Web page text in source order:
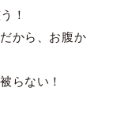
！
から、お腹か
らない！